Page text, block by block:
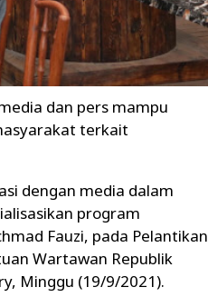
dan pers mampu
terkait
dengan media dalam
program
Fauzi, pada Pelantikan
Wartawan Republik
Minggu (19/9/2021).